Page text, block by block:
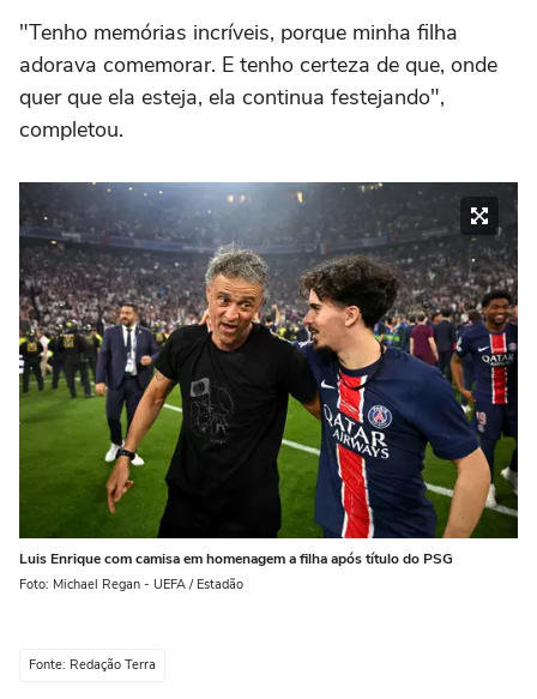
"Tenho memórias incríveis, porque minha filha
adorava comemorar. E tenho certeza de que, onde
quer que ela esteja, ela continua festejando",
completou.
Luis Enrique com camisa em homenagem a filha após título do PSG
Foto: Michael Regan - UEFA / Estadão
Fonte: Redação Terra